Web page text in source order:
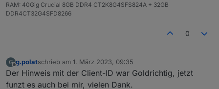
RAM: 40Gig Crucial 8GB DDR4 CT2K8G4SFS824A + 32GB
DDR4CT32G4SFD8266
0
G
Offline
g.polatschrieb am 1. März 2023, 09:35
zuletzt editiert von
Der Hinweis mit der Client-ID war Goldrichtig, jetzt
funzt es auch bei mir, vielen Dank.